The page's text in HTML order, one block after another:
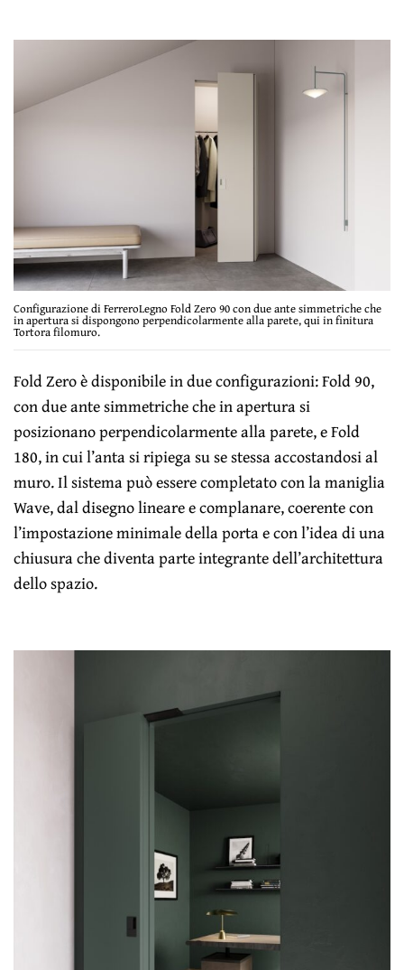
Configurazione di FerreroLegno Fold Zero 90 con due ante simmetriche che
in apertura si dispongono perpendicolarmente alla parete, qui in finitura
Tortora filomuro.
Fold Zero è disponibile in due configurazioni: Fold 90,
con due ante simmetriche che in apertura si
posizionano perpendicolarmente alla parete, e Fold
180, in cui l’anta si ripiega su se stessa accostandosi al
muro. Il sistema può essere completato con la maniglia
Wave, dal disegno lineare e complanare, coerente con
l’impostazione minimale della porta e con l’idea di una
chiusura che diventa parte integrante dell’architettura
dello spazio.